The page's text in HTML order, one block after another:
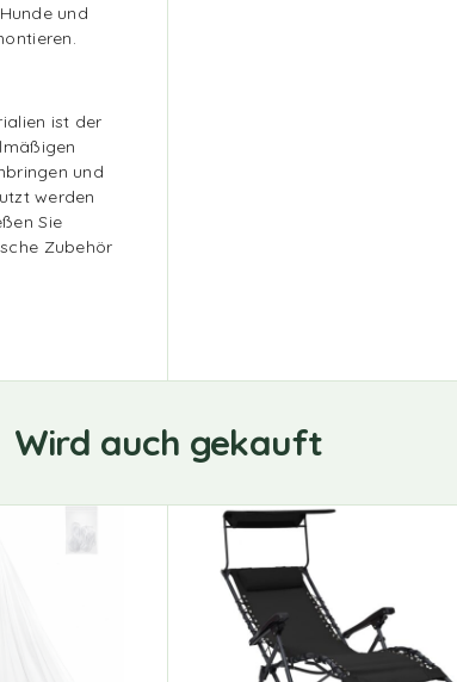
und
ist der
und
werden
Sie
Zubehör
Wird auch gekauft